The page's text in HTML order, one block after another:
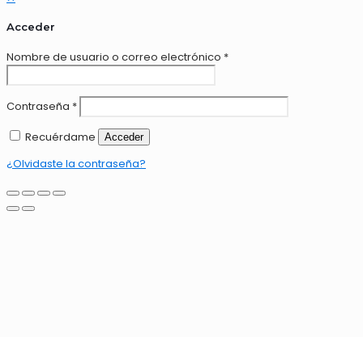
Acceder
Nombre de usuario o correo electrónico *
Contraseña *
Recuérdame
Acceder
¿Olvidaste la contraseña?